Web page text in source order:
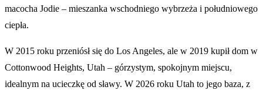
macocha Jodie – mieszanka wschodniego wybrzeża i południowego
ciepła.
W 2015 roku przeniósł się do Los Angeles, ale w 2019 kupił dom w
Cottonwood Heights, Utah – górzystym, spokojnym miejscu,
idealnym na ucieczkę od sławy. W 2026 roku Utah to jego baza, z